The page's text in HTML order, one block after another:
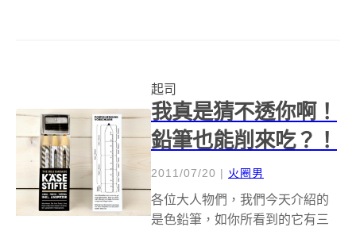
發電拼盤，...
起司
我真是猜不透你啊！
鉛筆也能削來吃？！
2011/07/20 | 火圈男
各位大人物們，我們今天介紹的
是色鉛筆，如你所看到的它有三